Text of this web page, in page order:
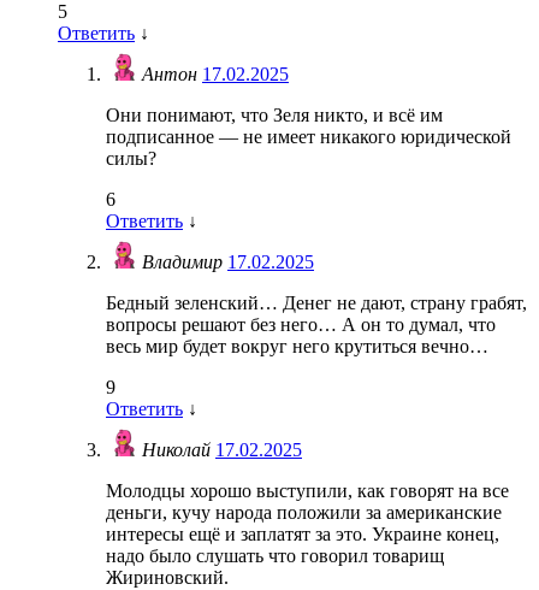
5
Ответить ↓
Антон 17.02.2025
Они понимают, что Зеля никто, и всё им
подписанное — не имеет никакого юридической
силы?
6
Ответить ↓
Владимир 17.02.2025
Бедный зеленский… Денег не дают, страну грабят,
вопросы решают без него… А он то думал, что
весь мир будет вокруг него крутиться вечно…
9
Ответить ↓
Николай 17.02.2025
Молодцы хорошо выступили, как говорят на все
деньги, кучу народа положили за американские
интересы ещё и заплатят за это. Украине конец,
надо было слушать что говорил товарищ
Жириновский.